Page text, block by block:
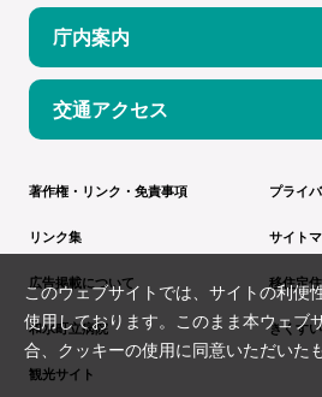
庁内案内
交通アクセス
著作権・リンク・免責事項 プライ
リンク集 サイト
広告掲載について 移住定
和水町立病院 きくす
観光サイト
このウェブサイトでは、サイトの利便
使用しております。このまま本ウェブ
合、クッキーの使用に同意いただいた